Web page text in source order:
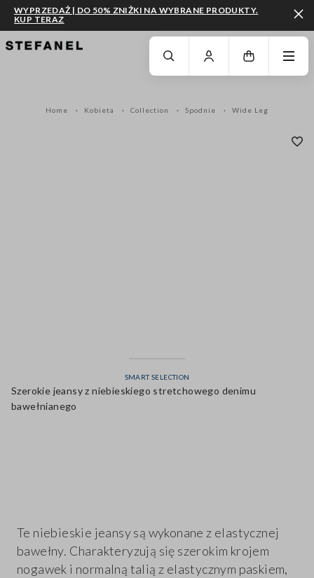
PRZEJDŹ DO GŁÓWNEJ TREŚCI PRZEWIŃ NA DÓŁ STRONY
WYPRZEDAŻ | DO 50% ZNIŻKI NA WYBRANE PRODUKTY.
KUP TERAZ
Home Kobieta Collection Spodnie Wide Leg
SMART SELECTION
Szerokie jeansy z niebieskiego stretchowego denimu
bawełnianego
Te niebieskie jeansy są wykonane z elastycznej
bawełny. Charakteryzują się szerokim krojem
nogawek i normalną talią z elastycznym paskiem,